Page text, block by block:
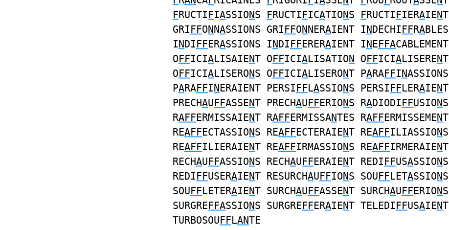
FRUCTIFIASSIONS FRUCTIFICATIONS FRUCTIFIERAIENT
GRIFFONNASSIONS GRIFFONNERAIENT INDECHIFFRABLES
INDIFFERASSIONS INDIFFERERAIENT INEFFACABLEMENT
OFFICIALISAIENT OFFICIALISATION OFFICIALISERENT
OFFICIALISERONS OFFICIALISERONT PARAFFINASSIONS
PARAFFINERAIENT PERSIFFLASSIONS PERSIFFLERAIENT
PRECHAUFFASSENT PRECHAUFFERIONS RADIODIFFUSIONS
RAFFERMISSAIENT RAFFERMISSANTES RAFFERMISSEMENT
REAFFECTASSIONS REAFFECTERAIENT REAFFILIASSIONS
REAFFILIERAIENT REAFFIRMASSIONS REAFFIRMERAIENT
RECHAUFFASSIONS RECHAUFFERAIENT REDIFFUSASSIONS
REDIFFUSERAIENT RESURCHAUFFIONS SOUFFLETASSIONS
SOUFFLETERAIENT SURCHAUFFASSENT SURCHAUFFERIONS
SURGREFFASSIONS SURGREFFERAIENT TELEDIFFUSAIENT
TURBOSOUFFLANTE